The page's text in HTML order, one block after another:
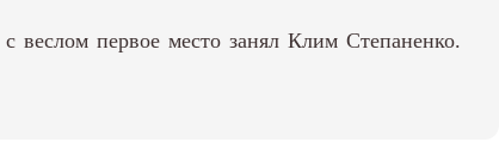
веслом первое место занял Клим Степаненко.